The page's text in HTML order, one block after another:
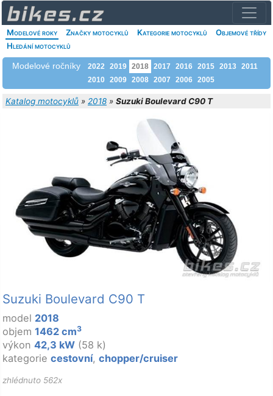
Modelové roky Značky motocyklů Kategorie motocyklů
Objemové třídy
Hledání motocyklů
Modelové ročníky 2022 2019 2018 2017 2016 2015 2013 2011
2010 2009 2008 2007 2006 2005
Katalog motocyklů » 2018 » Suzuki Boulevard C90 T
Suzuki Boulevard C90 T
model 2018
objem 1462 cm3
výkon 42,3 kW (58 k)
kategorie cestovní, chopper/cruiser
zhlédnuto 562x